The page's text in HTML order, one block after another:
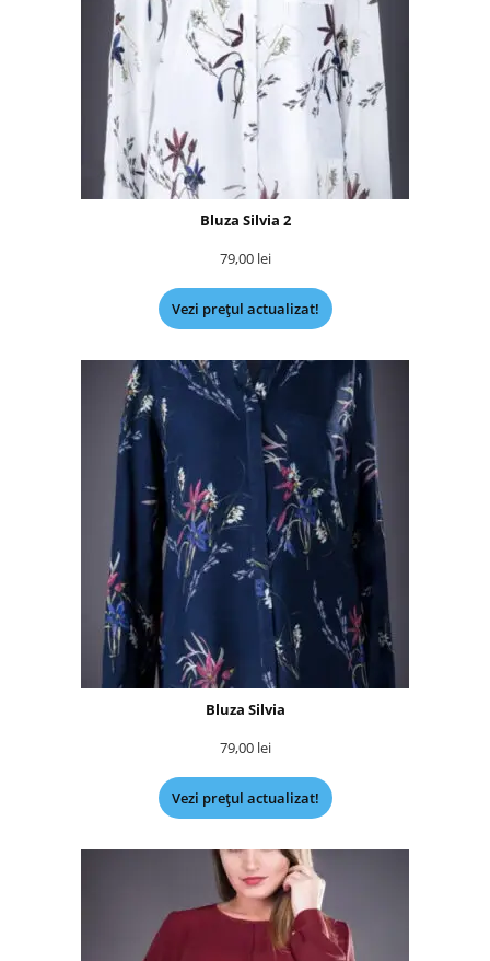
Bluza Silvia 2
79,00 lei
Vezi prețul actualizat!
Bluza Silvia
79,00 lei
Vezi prețul actualizat!